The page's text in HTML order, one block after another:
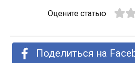
Оцените статью
Поделиться на